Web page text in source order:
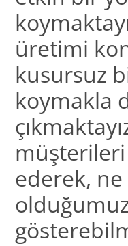
üretimi
kusursuz
koymakla
ederek,